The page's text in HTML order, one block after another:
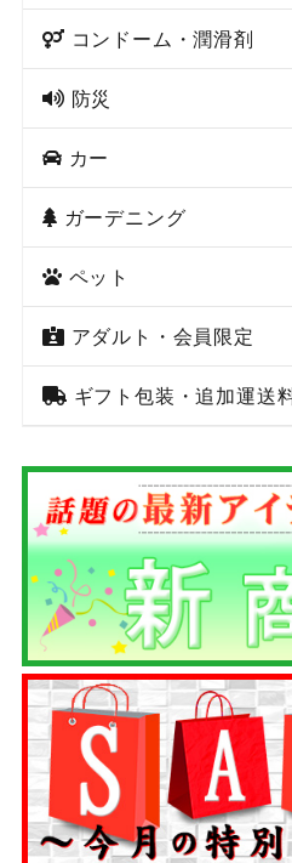
コンドーム・潤滑剤
防災
カー
ガーデニング
ペット
アダルト・会員限定
ギフト包装・追加運送